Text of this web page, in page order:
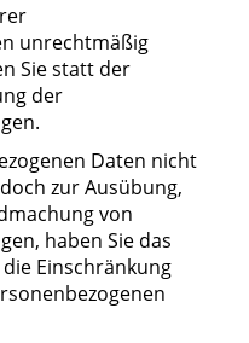
unrechtmäßig
Sie statt der
der
Daten nicht
zur Ausübung,
von
haben Sie das
Einschränkung